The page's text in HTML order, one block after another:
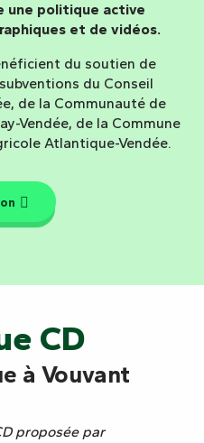
une politique active
et de vidéos.
du soutien de
du Conseil
de la Communauté de
Vendée, de la Commune
Atlantique-Vendée.
CD
à Vouvant
proposée par